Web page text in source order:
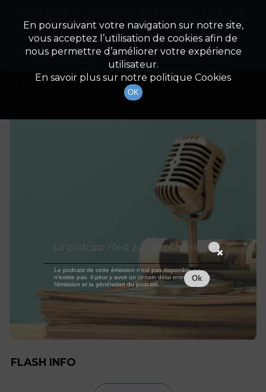
Détails De L'épisode
24 septembre 2023
à 5h59
durée : Invalid date
FLASH INFO
En poursuivant votre navigation sur notre site,
vous acceptez l’utilisation de cookies afin de
nous permettre d’améliorer votre expérience
utilisateur.
En savoir plus sur notre politique Cookies
OK
Appuyez ci-dessous pour l'installer.
Non merci Télécharger l'application
Le podcast n'est pas disponible
Le podcast de cette émission n'est pas disponible ou
n'existe pas. Il peut y avoir un certain délai entre la fin de
l'émission et la génération du podcast.
Ok